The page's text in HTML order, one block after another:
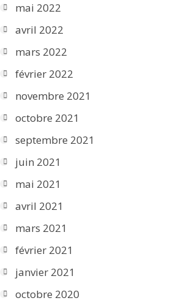
mai 2022
avril 2022
mars 2022
février 2022
novembre 2021
octobre 2021
septembre 2021
juin 2021
mai 2021
avril 2021
mars 2021
février 2021
janvier 2021
octobre 2020